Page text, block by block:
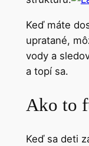
Keď máte
upratané,
vody a
a topí sa.
Ako to
Keď sa deti